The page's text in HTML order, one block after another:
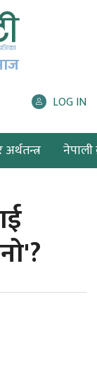
LOG IN
नेपाली